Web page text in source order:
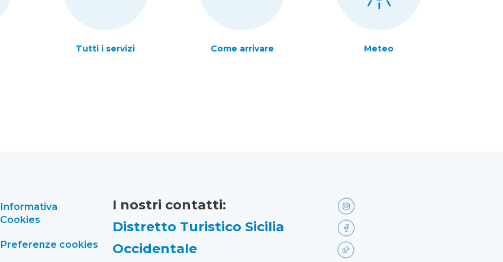
Tutti i servizi Come arrivare Meteo
Informativa
Cookies
Preferenze cookies
I nostri contatti:
Distretto Turistico Sicilia
Occidentale